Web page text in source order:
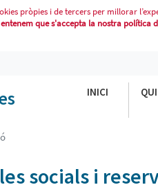
pròpies i de tercers per millorar
que s'accepta la nostra política
INICI
socials i